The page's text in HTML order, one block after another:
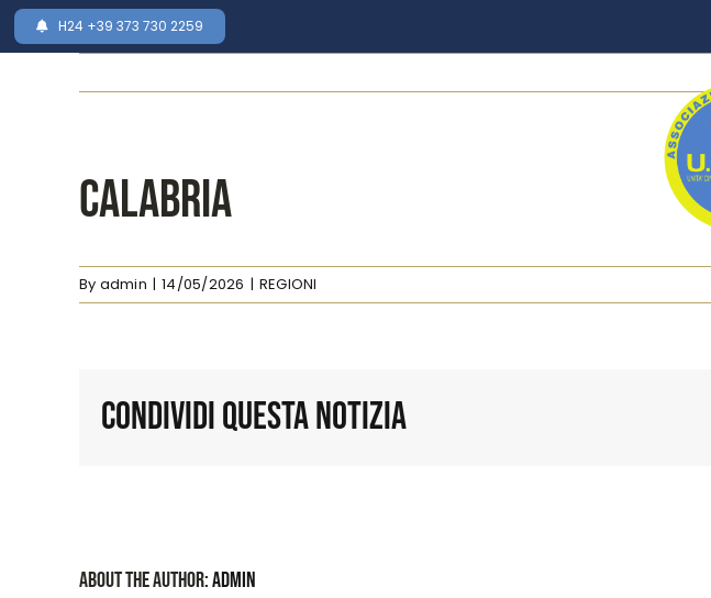
Skip
to
H24 +39 373 730 2259
CALABRIA
By admin | 14/05/2026 | REGIONI
Condividi Questa Notizia
About the Author:admin